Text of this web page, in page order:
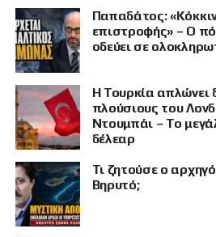
Παπαδάτος:
επιστροφής» – Ο
οδεύει σε
Η Τουρκία απλώνει
πλούσιους του
Ντουμπάι – Το
δέλεαρ
Τι ζητούσε ο
Βηρυτό;